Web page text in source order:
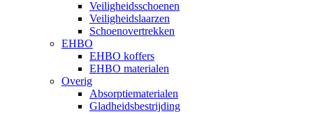
Veiligheidsschoenen
Veiligheidslaarzen
Schoenovertrekken
EHBO
EHBO koffers
EHBO materialen
Overig
Absorptiematerialen
Gladheidsbestrijding